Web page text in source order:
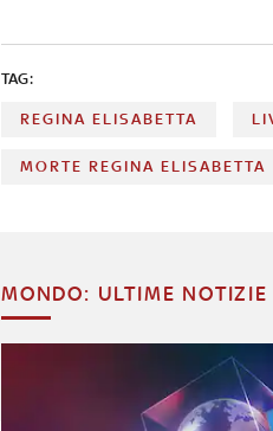
TAG:
REGINA ELISABETTA
MORTE REGINA ELISABETTA
MONDO: ULTIME NOTIZIE